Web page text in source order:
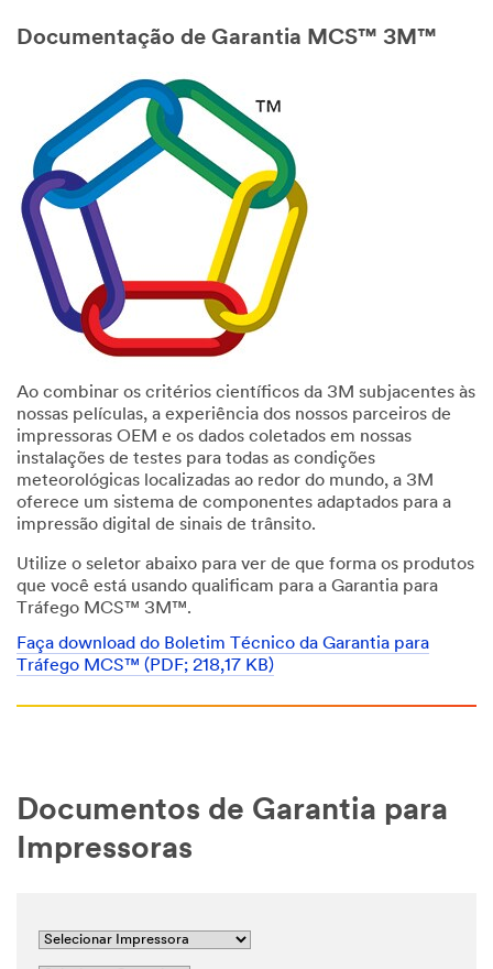
Documentação de Garantia MCS™ 3M™
Ao combinar os critérios científicos da 3M subjacentes às
nossas películas, a experiência dos nossos parceiros de
impressoras OEM e os dados coletados em nossas
instalações de testes para todas as condições
meteorológicas localizadas ao redor do mundo, a 3M
oferece um sistema de componentes adaptados para a
impressão digital de sinais de trânsito.
Utilize o seletor abaixo para ver de que forma os produtos
que você está usando qualificam para a Garantia para
Tráfego MCS™ 3M™.
Faça download do Boletim Técnico da Garantia para
Tráfego MCS™ (PDF; 218,17 KB)
Documentos de Garantia para
Impressoras